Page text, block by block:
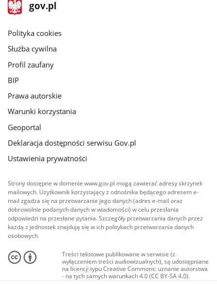
stopka
gov.pl
Strona
gov.pl
gov.pl
Polityka cookies
Służba cywilna
Profil zaufany
BIP
Prawa autorskie
Warunki korzystania
Geoportal
Deklaracja dostępności serwisu Gov.pl
Ustawienia prywatności
Strony dostępne w domenie www.gov.pl mogą zawierać adresy skrzynek
mailowych. Użytkownik korzystający z odnośnika będącego adresem e-
mail zgadza się na przetwarzanie jego danych (adres e-mail oraz
dobrowolnie podanych danych w wiadomości) w celu przesłania
odpowiedzi na przesłane pytania. Szczegóły przetwarzania danych przez
każdą z jednostek znajdują się w ich politykach przetwarzania danych
osobowych.
Treści tekstowe publikowane w serwisie (z
wyłączeniem treści audiowizualnych), są udostępniane
na licencji typu Creative Commons: uznanie autorstwa
- na tych samych warunkach 4.0 (CC BY-SA 4.0).